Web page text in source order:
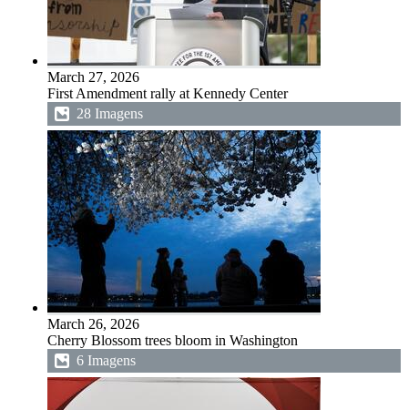
March 27, 2026
First Amendment rally at Kennedy Center
28 Imagens
March 26, 2026
Cherry Blossom trees bloom in Washington
6 Imagens